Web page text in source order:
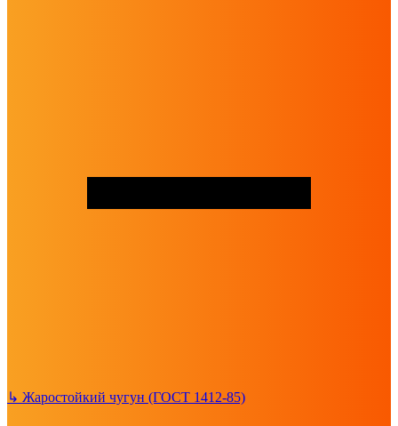
↳ Жаростойкий чугун (ГОСТ 1412-85)